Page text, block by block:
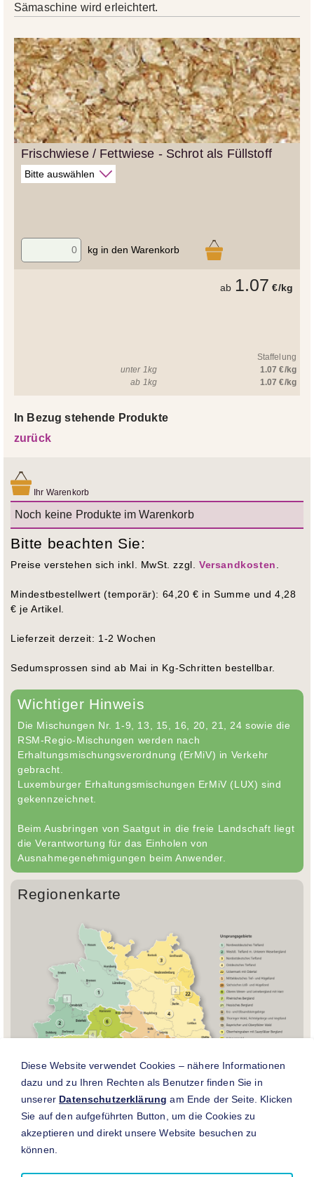
Sämaschine wird erleichtert.
Frischwiese / Fettwiese - Schrot als Füllstoff
kg in den Warenkorb
ab 1.07 €/kg
Staffelung
unter 1kg
1.07 €/kg
ab 1kg
1.07 €/kg
In Bezug stehende Produkte
zurück
Ihr Warenkorb
Noch keine Produkte im Warenkorb
Bitte beachten Sie:
Preise verstehen sich inkl. MwSt. zzgl. Versandkosten
Mindestbestellwert (temporär): 64,20 € in Summe und 4,28
€ je Artikel.
Lieferzeit derzeit: 1-2 Wochen
Sedumsprossen sind ab Mai in Kg-Schritten bestellbar.
Wichtiger Hinweis
Die Mischungen Nr. 1-9, 13, 15, 16, 20, 21, 24 sowie die
RSM-Regio-Mischungen werden nach
Erhaltungsmischungsverordnung (ErMiV) in Verkehr
gebracht.
Luxemburger Erhaltungsmischungen ErMiV (LUX) sind
gekennzeichnet.
Beim Ausbringen von Saatgut in die freie Landschaft liegt
die Verantwortung für das Einholen von
Ausnahmegenehmigungen beim Anwender.
Regionenkarte
Diese Website verwendet Cookies – nähere Informationen
dazu und zu Ihren Rechten als Benutzer finden Sie in
unserer Datenschutzerklärung am Ende der Seite. Klicken
Sie auf den aufgeführten Button, um die Cookies zu
akzeptieren und direkt unsere Website besuchen zu
können.